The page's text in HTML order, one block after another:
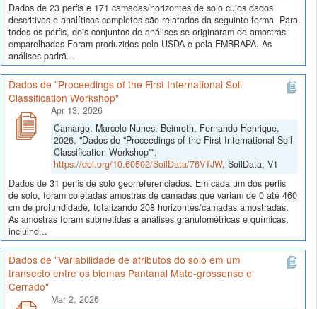
Dados de 23 perfis e 171 camadas/horizontes de solo cujos dados
descritivos e analíticos completos são relatados da seguinte forma. Para
todos os perfis, dois conjuntos de análises se originaram de amostras
emparelhadas Foram produzidos pelo USDA e pela EMBRAPA. As
análises padrã...
Dados de "Proceedings of the First International Soil
Classification Workshop"
Apr 13, 2026
Camargo, Marcelo Nunes; Beinroth, Fernando Henrique,
2026, "Dados de "Proceedings of the First International Soil
Classification Workshop"",
https://doi.org/10.60502/SoilData/76VTJW, SoilData, V1
Dados de 31 perfis de solo georreferenciados. Em cada um dos perfis
de solo, foram coletadas amostras de camadas que variam de 0 até 460
cm de profundidade, totalizando 208 horizontes/camadas amostradas.
As amostras foram submetidas a análises granulométricas e químicas,
incluind...
Dados de "Variabilidade de atributos do solo em um
transecto entre os biomas Pantanal Mato-grossense e
Cerrado"
Mar 2, 2026